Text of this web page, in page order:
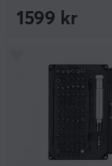
1599 kr